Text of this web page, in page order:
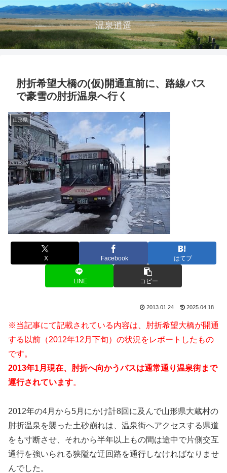
温泉逍遥
肘折希望大橋の(仮)開通直前に、路線バス
で豪雪の肘折温泉へ行く
山形県
X Facebook はてブ
LINE コピー
2013.01.24 2025.04.18
※当記事にて記載されている内容は、肘折希望大橋が開通
する以前（2012年12月下旬）の状況をレポートしたもの
です。
2013年1月現在、肘折へ向かうバスは通常通り温泉街まで
運行されています。
2012年の4月から5月にかけ計8回に及んで山形県大蔵村の
肘折温泉を襲った土砂崩れは、温泉街へアクセスする県道
をも寸断させ、それから半年以上もの間は途中で片側交互
通行を強いられる狭隘な迂回路を通行しなければなりませ
んでした。